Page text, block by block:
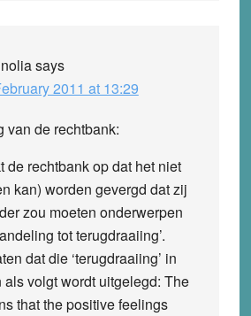
says
2011 at 13:29
van de rechtbank:
de rechtbank op dat het niet
kan) worden gevergd dat zij
zou moeten onderwerpen
tot terugdraaiing’.
dat die ‘terugdraaiing’ in
als volgt wordt uitgelegd: The
that the positive feelings